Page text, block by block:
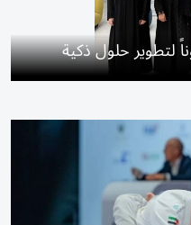
لتطوير حلول ذكية